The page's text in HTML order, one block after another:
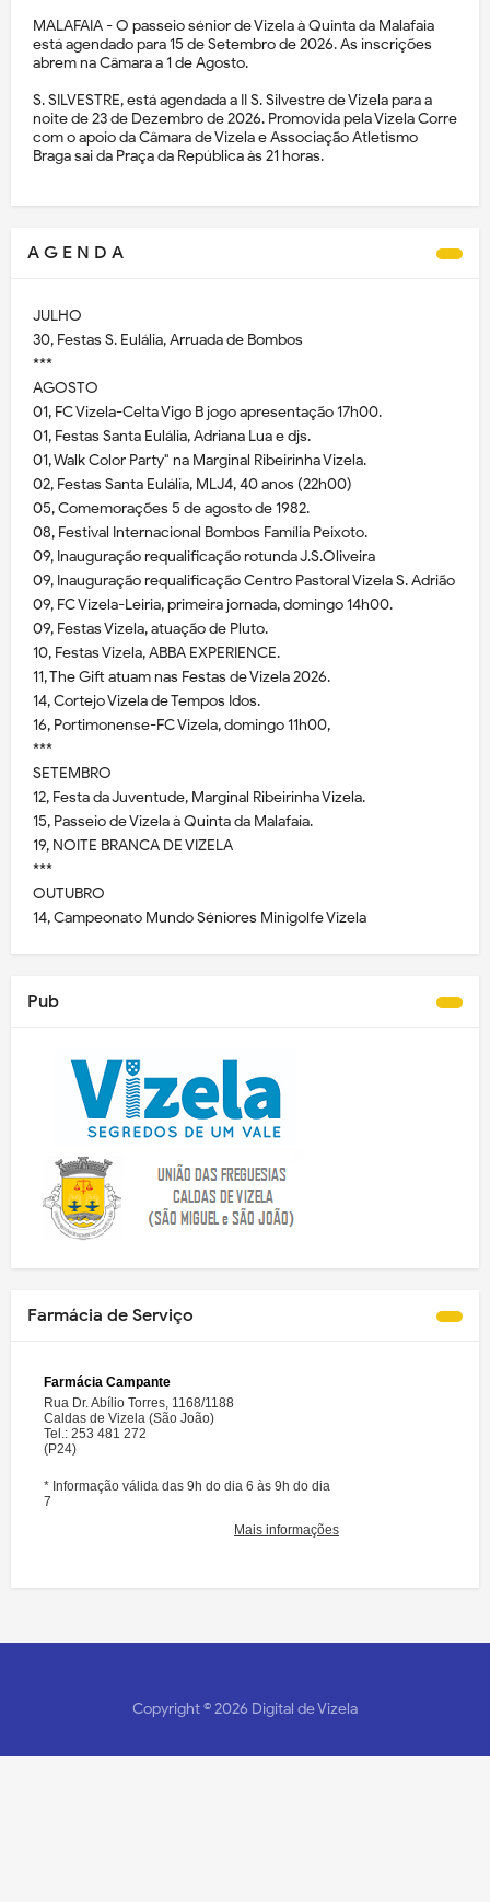
MALAFAIA - O passeio sénior de Vizela à Quinta da Malafaia
está agendado para 15 de Setembro de 2026. As inscrições
abrem na Câmara a 1 de Agosto.
S. SILVESTRE, está agendada a II S. Silvestre de Vizela para a
noite de 23 de Dezembro de 2026. Promovida pela Vizela Corre
com o apoio da Câmara de Vizela e Associação Atletismo
Braga sai da Praça da República às 21 horas.
A G E N D A
JULHO
30, Festas S. Eulália, Arruada de Bombos
***
AGOSTO
01, FC Vizela-Celta Vigo B jogo apresentação 17h00.
01, Festas Santa Eulália, Adriana Lua e djs.
01, Walk Color Party" na Marginal Ribeirinha Vizela.
02, Festas Santa Eulália, MLJ4, 40 anos (22h00)
05, Comemorações 5 de agosto de 1982.
08, Festival Internacional Bombos Família Peixoto.
09, Inauguração requalificação rotunda J.S.Oliveira
09, Inauguração requalificação Centro Pastoral Vizela S. Adrião
09, FC Vizela-Leiria, primeira jornada, domingo 14h00.
09, Festas Vizela, atuação de Pluto.
10, Festas Vizela, ABBA EXPERIENCE.
11, The Gift atuam nas Festas de Vizela 2026.
14, Cortejo Vizela de Tempos Idos.
16, Portimonense-FC Vizela, domingo 11h00,
***
SETEMBRO
12, Festa da Juventude, Marginal Ribeirinha Vizela.
15, Passeio de Vizela à Quinta da Malafaia.
19, NOITE BRANCA DE VIZELA
***
OUTUBRO
14, Campeonato Mundo Séniores Minigolfe Vizela
Pub
Farmácia de Serviço
Copyright ©2026 Digital de Vizela